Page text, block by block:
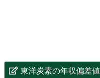
東洋炭素の年収偏差値